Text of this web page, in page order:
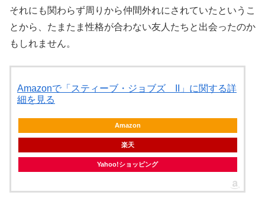
それにも関わらず周りから仲間外れにされていたというこ
とから、たまたま性格が合わない友人たちと出会ったのか
もしれません。
Amazonで「スティーブ・ジョブズ II」に関する詳
細を見る
Amazon
楽天
Yahoo!ショッピング